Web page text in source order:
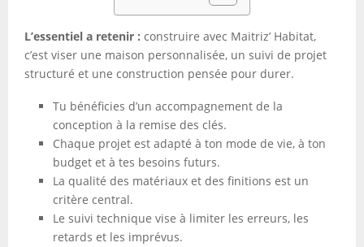
L’essentiel a retenir : construire avec Maitriz’ Habitat,
c’est viser une maison personnalisée, un suivi de projet
structuré et une construction pensée pour durer.
Tu bénéficies d’un accompagnement de la
conception à la remise des clés.
Chaque projet est adapté à ton mode de vie, à ton
budget et à tes besoins futurs.
La qualité des matériaux et des finitions est un
critère central.
Le suivi technique vise à limiter les erreurs, les
retards et les imprévus.